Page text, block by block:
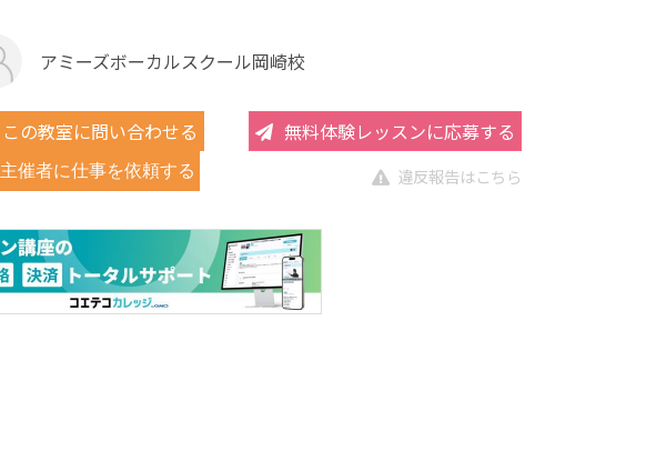
アミーズボーカルスクール岡崎校
この教室に問い合わせる 無料体験レッスンに応募する
主催者に仕事を依頼する 違反報告はこちら